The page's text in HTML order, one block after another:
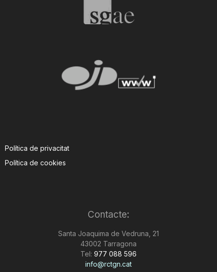
Política de privacitat
Política de cookies
Contacte:
Santa Joaquima de Vedruna, 21
43002 Tarragona
Tel: 977 088 596
info@rctgn.cat